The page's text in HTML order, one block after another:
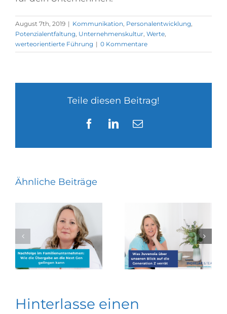
August 7th, 2019 | Kommunikation, Personalentwicklung,
Potenzialentfaltung, Unternehmenskultur, Werte,
werteorientierte Führung | 0 Kommentare
Teile diesen Beitrag!
FacebookLinkedIn
E-
Ähnliche Beiträge
Hinterlasse einen